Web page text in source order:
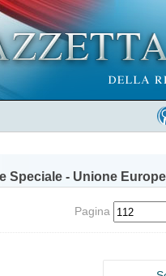
Speciale - Unione
Pagina